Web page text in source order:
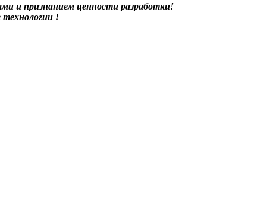
и признанием ценности разработки!
технологии !